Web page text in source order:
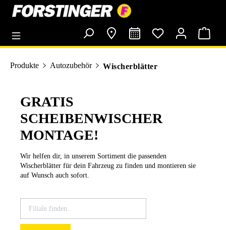
springen
Produkte Autozubehör Wischerblätter
GRATIS
SCHEIBENWISCHER
MONTAGE!
Wir helfen dir, in unserem Sortiment die passenden
Wischerblätter für dein Fahrzeug zu finden und montieren sie
auf Wunsch auch sofort.